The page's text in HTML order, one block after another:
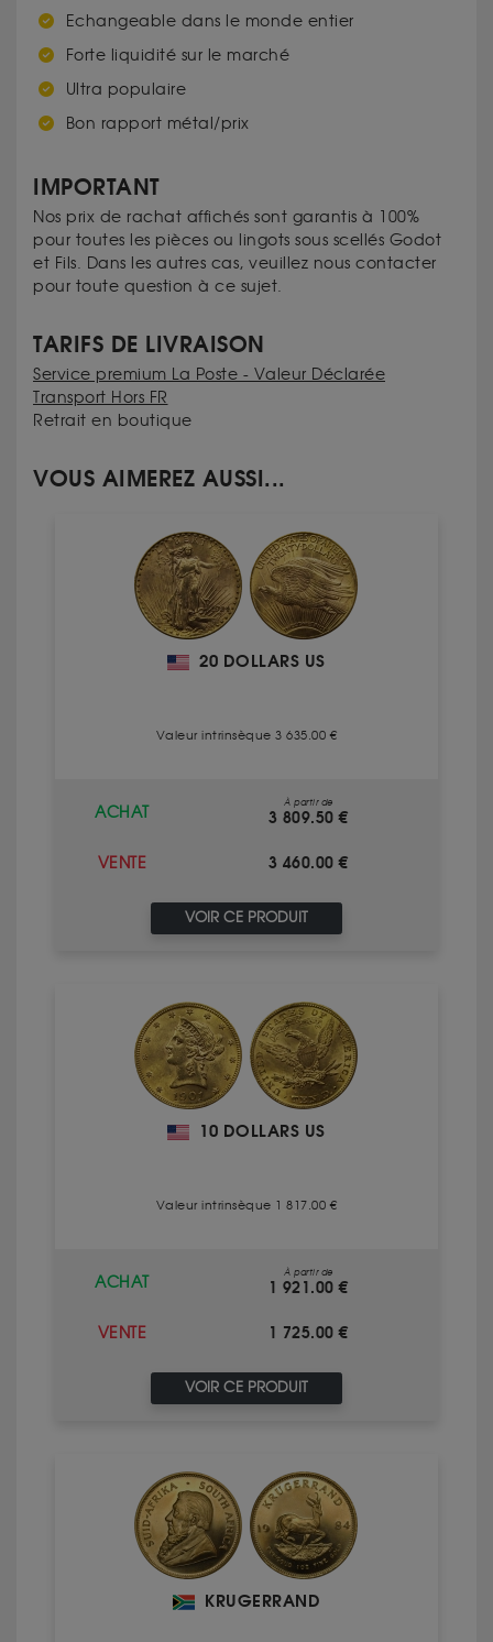
Echangeable dans le monde entier
Forte liquidité sur le marché
Ultra populaire
Bon rapport métal/prix
IMPORTANT
Nos prix de rachat affichés sont garantis à 100%
pour toutes les pièces ou lingots sous scellés Godot
et Fils. Dans les autres cas, veuillez nous contacter
pour toute question à ce sujet.
TARIFS DE LIVRAISON
Service premium La Poste - Valeur Déclarée
Transport Hors FR
Retrait en boutique
VOUS AIMEREZ AUSSI...
20 DOLLARS US
Valeur intrinsèque 3 635.00 €
ACHAT
À partir de
3 809.50 €
VENTE 3 460.00 €
VOIR CE PRODUIT
10 DOLLARS US
Valeur intrinsèque 1 817.00 €
ACHAT
À partir de
1 921.00 €
VENTE 1 725.00 €
VOIR CE PRODUIT
KRUGERRAND